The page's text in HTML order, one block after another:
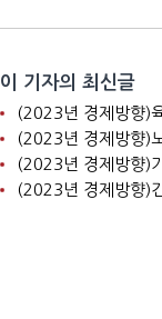
이 기자의 최신글